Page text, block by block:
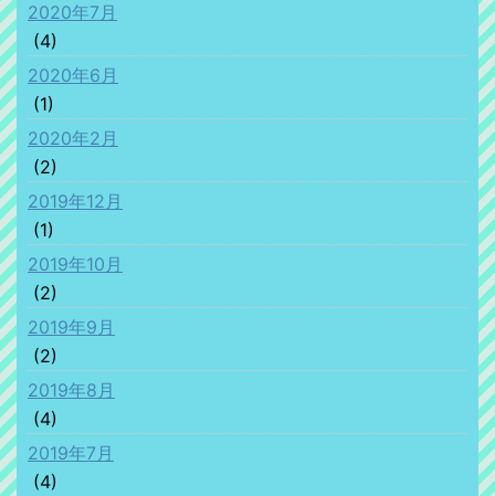
2020年7月
(4)
2020年6月
(1)
2020年2月
(2)
2019年12月
(1)
2019年10月
(2)
2019年9月
(2)
2019年8月
(4)
2019年7月
(4)